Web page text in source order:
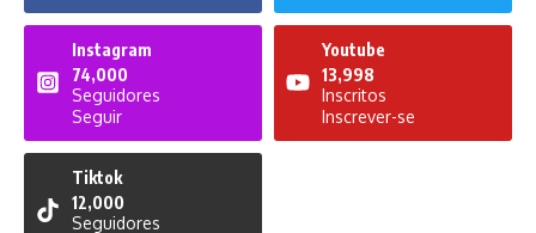
Instagram
74,000
Seguidores
Seguir
Youtube
13,998
Inscritos
Inscrever-se
Tiktok
12,000
Seguidores